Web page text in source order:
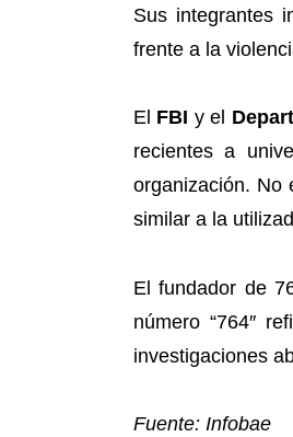
Sus integrantes
frente a la
El FBI y el
recientes a
organización. No
similar a la
El fundador de
número “764″
investigaciones
Fuente: Infobae